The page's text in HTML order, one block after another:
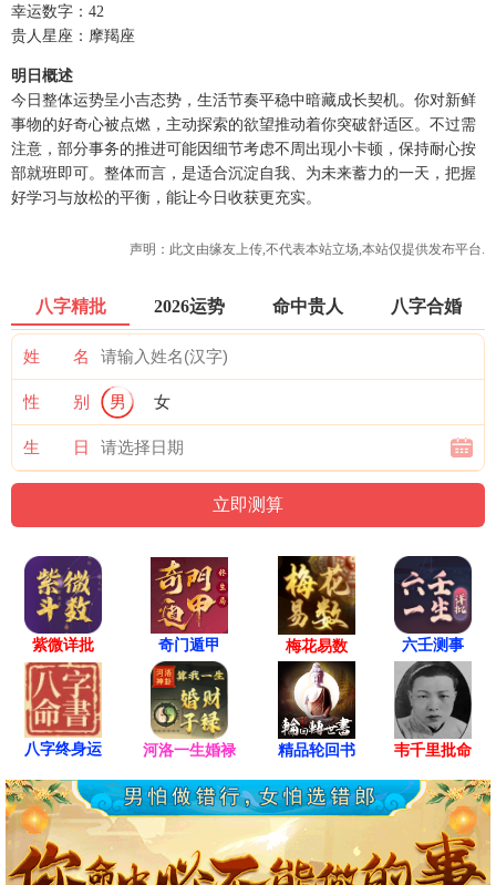
幸运数字：42
贵人星座：摩羯座
明日概述
今日整体运势呈小吉态势，生活节奏平稳中暗藏成长契机。你对新鲜
事物的好奇心被点燃，主动探索的欲望推动着你突破舒适区。不过需
注意，部分事务的推进可能因细节考虑不周出现小卡顿，保持耐心按
部就班即可。整体而言，是适合沉淀自我、为未来蓄力的一天，把握
好学习与放松的平衡，能让今日收获更充实。
声明：此文由缘友上传,不代表本站立场,本站仅提供发布平台.
八字精批 2026运势 命中贵人 八字合婚
姓 名
性 别 男 女
生 日
紫微详批 奇门遁甲 梅花易数 六壬测事
八字终身运 河洛一生婚禄 精品轮回书 韦千里批命